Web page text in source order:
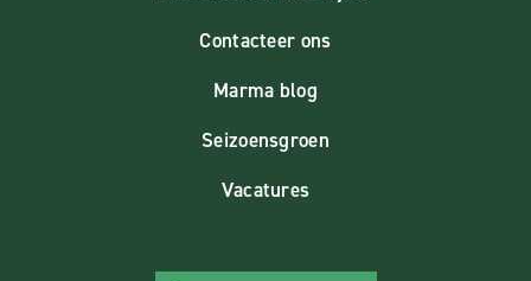
Contacteer ons
Marma blog
Seizoensgroen
Vacatures